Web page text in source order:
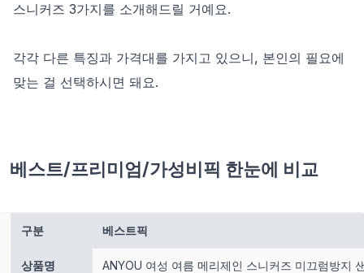
스니커즈 3가지를 소개해드릴 거예요.
각각 다른 특징과 가격대를 가지고 있으니, 본인의 필요에
맞는 걸 선택하시면 돼요.
베스트/프리미엄/가성비픽 한눈에 비교
구분 베스트픽
상품명 ANYOU 여성 여름 메리제인 스니커즈 미끄럼방지